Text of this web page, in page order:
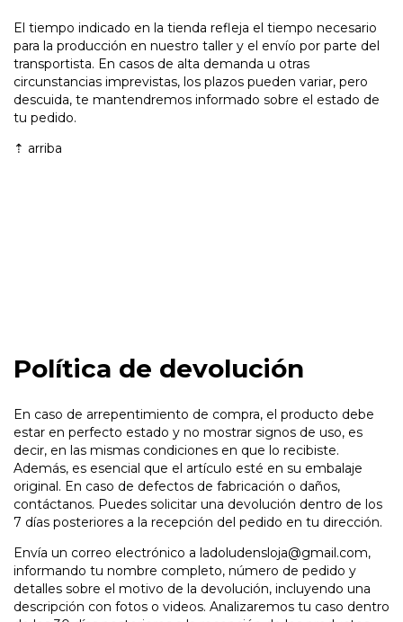
El tiempo indicado en la tienda refleja el tiempo necesario
para la producción en nuestro taller y el envío por parte del
transportista. En casos de alta demanda u otras
circunstancias imprevistas, los plazos pueden variar, pero
descuida, te mantendremos informado sobre el estado de
tu pedido.
⇡ arriba
Política de devolución
En caso de arrepentimiento de compra, el producto debe
estar en perfecto estado y no mostrar signos de uso, es
decir, en las mismas condiciones en que lo recibiste.
Además, es esencial que el artículo esté en su embalaje
original. En caso de defectos de fabricación o daños,
contáctanos. Puedes solicitar una devolución dentro de los
7 días posteriores a la recepción del pedido en tu dirección.
Envía un correo electrónico a ladoludensloja@gmail.com,
informando tu nombre completo, número de pedido y
detalles sobre el motivo de la devolución, incluyendo una
descripción con fotos o videos. Analizaremos tu caso dentro